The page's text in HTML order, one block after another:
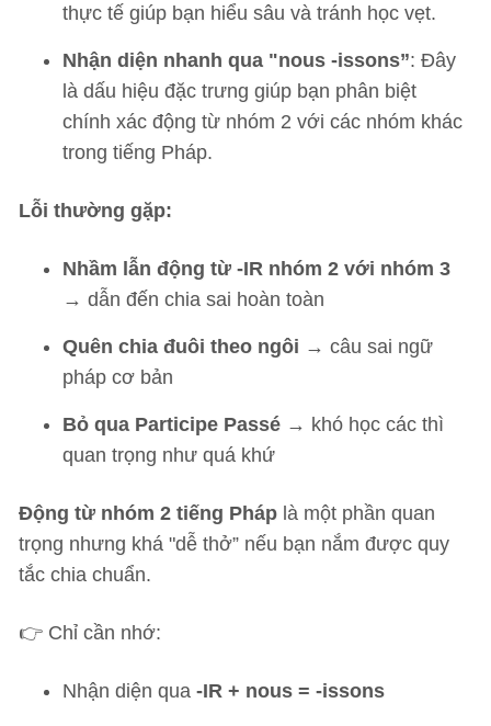
thực tế giúp bạn hiểu sâu và tránh học vẹt.
Nhận diện nhanh qua "nous -issons”: Đây
là dấu hiệu đặc trưng giúp bạn phân biệt
chính xác động từ nhóm 2 với các nhóm khác
trong tiếng Pháp.
Lỗi thường gặp:
Nhầm lẫn động từ -IR nhóm 2 với nhóm 3
→ dẫn đến chia sai hoàn toàn
Quên chia đuôi theo ngôi → câu sai ngữ
pháp cơ bản
Bỏ qua Participe Passé → khó học các thì
quan trọng như quá khứ
Động từ nhóm 2 tiếng Pháp là một phần quan
trọng nhưng khá "dễ thở” nếu bạn nắm được quy
tắc chia chuẩn.
👉 Chỉ cần nhớ:
Nhận diện qua -IR + nous = -issons